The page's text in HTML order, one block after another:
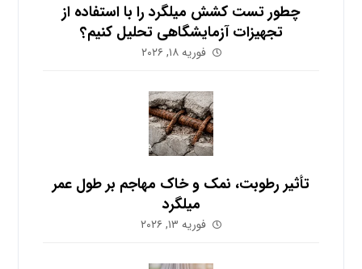
چطور تست کشش میلگرد را با استفاده از
تجهیزات آزمایشگاهی تحلیل کنیم؟
فوریه ۱۸, ۲۰۲۶
تأثیر رطوبت، نمک و خاک مهاجم بر طول عمر
میلگرد
فوریه ۱۳, ۲۰۲۶